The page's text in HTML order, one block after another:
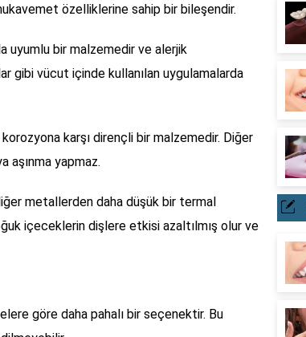
özelliklerine sahip bir bileşendir.
uyumlu bir malzemedir ve alerjik
gibi vücut içinde kullanılan uygulamalarda
karşı dirençli bir malzemedir. Diğer
aşınma yapmaz.
metallerden daha düşük bir termal
içeceklerin dişlere etkisi azaltılmış olur ve
göre daha pahalı bir seçenektir. Bu